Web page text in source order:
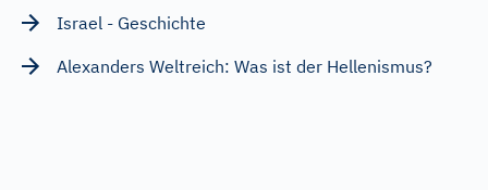
Israel - Geschichte
Alexanders Weltreich: Was ist der Hellenismus?